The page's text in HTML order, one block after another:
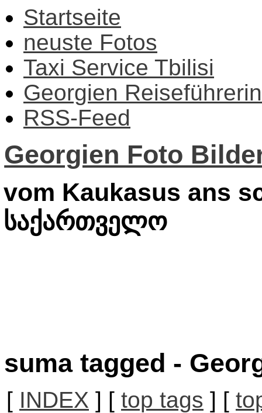
Startseite
neuste Fotos
Taxi Service Tbilisi
Georgien Reiseführerin
RSS-Feed
Georgien Foto
vom Kaukasus ans
საქართველო
suma tagged -
[ INDEX ] [ top tags ] [